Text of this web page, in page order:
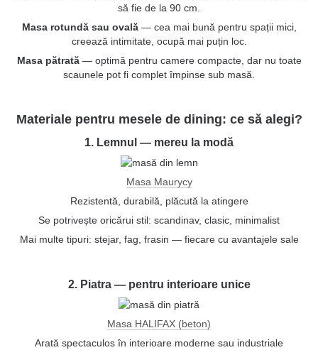
să fie de la 90 cm.
Masa rotundă sau ovală— cea mai bună pentru spații mici,
creează intimitate, ocupă mai puțin loc.
Masa pătrată— optimă pentru camere compacte, dar nu toate
scaunele pot fi complet împinse sub masă.
Materiale pentru mesele de dining: ce să alegi?
1. Lemnul — mereu la modă
Masa Maurycy
Rezistentă, durabilă, plăcută la atingere
Se potrivește oricărui stil: scandinav, clasic, minimalist
Mai multe tipuri: stejar, fag, frasin — fiecare cu avantajele sale
2. Piatra — pentru interioare unice
Masa HALIFAX (beton)
Arată spectaculos în interioare moderne sau industriale